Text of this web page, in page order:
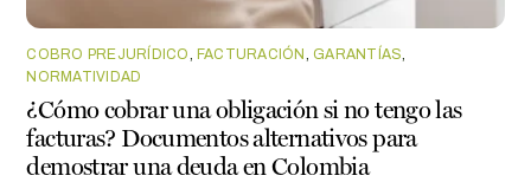
COBRO PREJURÍDICO FACTURACIÓN ,GARANTÍAS
NORMATIVIDAD
¿Cómo cobrar una obligación si no tengo las
facturas? Documentos alternativos para
demostrar una deuda en Colombia